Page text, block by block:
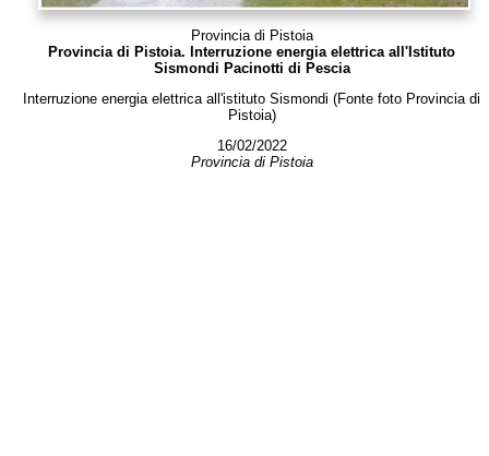
Provincia di Pistoia
Provincia di Pistoia. Interruzione energia elettrica all'Istituto
Sismondi Pacinotti di Pescia
Interruzione energia elettrica all'istituto Sismondi (Fonte foto Provincia di
Pistoia)
16/02/2022
Provincia di Pistoia